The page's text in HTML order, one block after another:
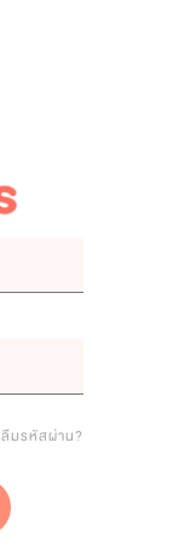
ลืมรหัสผ่าน?